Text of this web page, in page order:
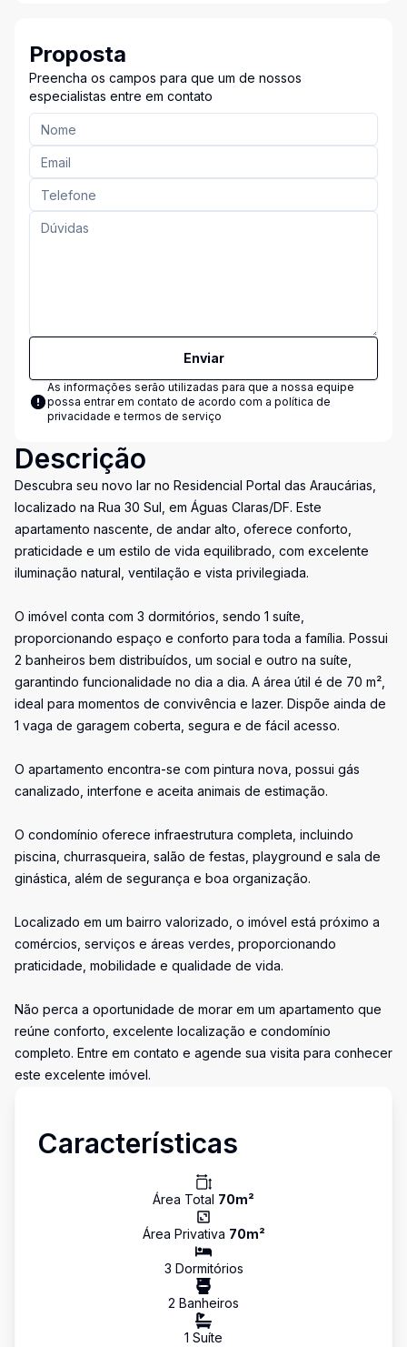
Proposta
Preencha os campos para que um de nossos
especialistas entre em contato
Enviar
As informações serão utilizadas para que a nossa equipe
possa entrar em contato de acordo com a política de
privacidade e termos de serviço
Descrição
Descubra seu novo lar no Residencial Portal das Araucárias,
localizado na Rua 30 Sul, em Águas Claras/DF. Este
apartamento nascente, de andar alto, oferece conforto,
praticidade e um estilo de vida equilibrado, com excelente
iluminação natural, ventilação e vista privilegiada.
O imóvel conta com 3 dormitórios, sendo 1 suíte,
proporcionando espaço e conforto para toda a família. Possui
2 banheiros bem distribuídos, um social e outro na suíte,
garantindo funcionalidade no dia a dia. A área útil é de 70 m²,
ideal para momentos de convivência e lazer. Dispõe ainda de
1 vaga de garagem coberta, segura e de fácil acesso.
O apartamento encontra-se com pintura nova, possui gás
canalizado, interfone e aceita animais de estimação.
O condomínio oferece infraestrutura completa, incluindo
piscina, churrasqueira, salão de festas, playground e sala de
ginástica, além de segurança e boa organização.
Localizado em um bairro valorizado, o imóvel está próximo a
comércios, serviços e áreas verdes, proporcionando
praticidade, mobilidade e qualidade de vida.
Não perca a oportunidade de morar em um apartamento que
reúne conforto, excelente localização e condomínio
completo. Entre em contato e agende sua visita para conhecer
este excelente imóvel.
Características
Área Total 70m²
Área Privativa 70m²
3 Dormitórios
2 Banheiros
1 Suíte